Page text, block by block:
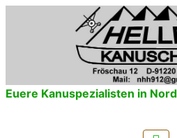
Euere Kanuspezialisten in